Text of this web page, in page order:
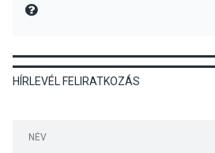
KULTÚRA
Színek, közösség és
MIRE MONDTA
HÍRLEVÉL FELIRATKOZÁS